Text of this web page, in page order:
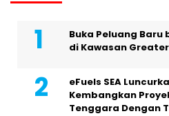
Buka Peluang
di Kawasan
eFuels SEA
Kembangkan
Tenggara Dengan